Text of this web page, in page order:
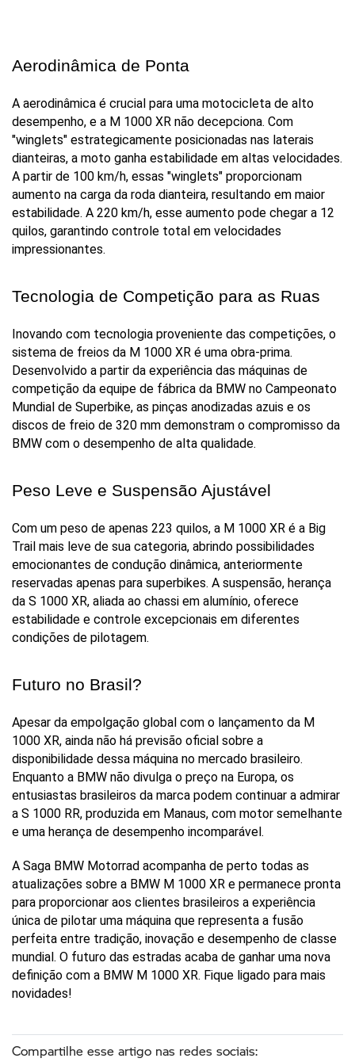
Aerodinâmica de Ponta
A aerodinâmica é crucial para uma motocicleta de alto
desempenho, e a M 1000 XR não decepciona. Com
"winglets" estrategicamente posicionadas nas laterais
dianteiras, a moto ganha estabilidade em altas velocidades.
A partir de 100 km/h, essas "winglets" proporcionam
aumento na carga da roda dianteira, resultando em maior
estabilidade. A 220 km/h, esse aumento pode chegar a 12
quilos, garantindo controle total em velocidades
impressionantes.
Tecnologia de Competição para as Ruas
Inovando com tecnologia proveniente das competições, o
sistema de freios da M 1000 XR é uma obra-prima.
Desenvolvido a partir da experiência das máquinas de
competição da equipe de fábrica da BMW no Campeonato
Mundial de Superbike, as pinças anodizadas azuis e os
discos de freio de 320 mm demonstram o compromisso da
BMW com o desempenho de alta qualidade.
Peso Leve e Suspensão Ajustável
Com um peso de apenas 223 quilos, a M 1000 XR é a Big
Trail mais leve de sua categoria, abrindo possibilidades
emocionantes de condução dinâmica, anteriormente
reservadas apenas para superbikes. A suspensão, herança
da S 1000 XR, aliada ao chassi em alumínio, oferece
estabilidade e controle excepcionais em diferentes
condições de pilotagem.
Futuro no Brasil?
Apesar da empolgação global com o lançamento da M
1000 XR, ainda não há previsão oficial sobre a
disponibilidade dessa máquina no mercado brasileiro.
Enquanto a BMW não divulga o preço na Europa, os
entusiastas brasileiros da marca podem continuar a admirar
a S 1000 RR, produzida em Manaus, com motor semelhante
e uma herança de desempenho incomparável.
A Saga BMW Motorrad acompanha de perto todas as
atualizações sobre a BMW M 1000 XR e permanece pronta
para proporcionar aos clientes brasileiros a experiência
única de pilotar uma máquina que representa a fusão
perfeita entre tradição, inovação e desempenho de classe
mundial. O futuro das estradas acaba de ganhar uma nova
definição com a BMW M 1000 XR. Fique ligado para mais
novidades!
Compartilhe esse artigo nas redes sociais: